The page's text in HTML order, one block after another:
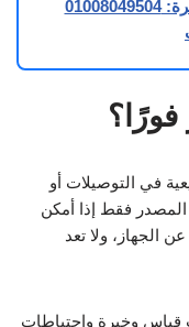
في التوصيلات أو
فقط إذا أمكن
الجهاز، ولا تعد
قياس وخبرة واحتياطات